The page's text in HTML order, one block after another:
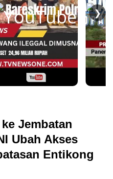
❯
Jembatan
Ubah Akses
Entikong